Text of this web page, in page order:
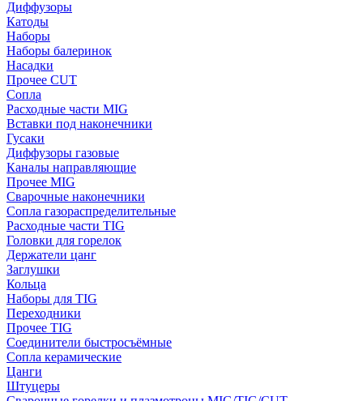
Диффузоры
Катоды
Наборы
Наборы балеринок
Насадки
Прочее CUT
Сопла
Расходные части MIG
Вставки под наконечники
Гусаки
Диффузоры газовые
Каналы направляющие
Прочее MIG
Сварочные наконечники
Сопла газораспределительные
Расходные части TIG
Головки для горелок
Держатели цанг
Заглушки
Кольца
Наборы для TIG
Переходники
Прочее TIG
Соединители быстросъёмные
Сопла керамические
Цанги
Штуцеры